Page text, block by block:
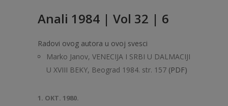
Anali 1984 | Vol 32 | 6
Radovi ovog autora u ovoj svesci
Marko Janov, VENECIJA I SRBI U DALMACIJI
U XVIII BEKY, Beograd 1984. str. 157 (PDF)
1. OKT. 1980.